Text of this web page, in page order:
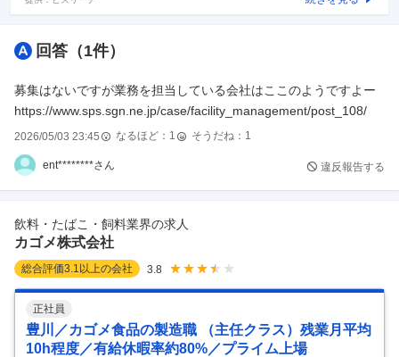
回答（1件）
募集はないですが業務を担当している会社はここのようですよー
https://www.sps.sgn.ne.jp/case/facility_management/post_108/
2026/05/03 23:45 なるほど： 1 そうだね： 1
ent********さん 違反報告する
飲料・たばこ・飼料業界の求人
カゴメ株式会社
総合評価3.1 以上の会社 3.8
正社員
豊川／カゴメ食品の製造職 （主任クラス）残業月平均
10h程度／有給休暇率約80%／プライム上場